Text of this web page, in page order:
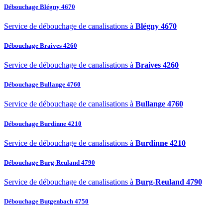
Débouchage Blégny 4670
Service de débouchage de canalisations à Blégny 4670
Débouchage Braives 4260
Service de débouchage de canalisations à Braives 4260
Débouchage Bullange 4760
Service de débouchage de canalisations à Bullange 4760
Débouchage Burdinne 4210
Service de débouchage de canalisations à Burdinne 4210
Débouchage Burg-Reuland 4790
Service de débouchage de canalisations à Burg-Reuland 4790
Débouchage Butgenbach 4750